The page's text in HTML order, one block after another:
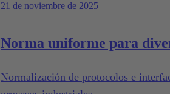
21 de noviembre de 2025
Norma uniforme para
Normalización de protocolos e